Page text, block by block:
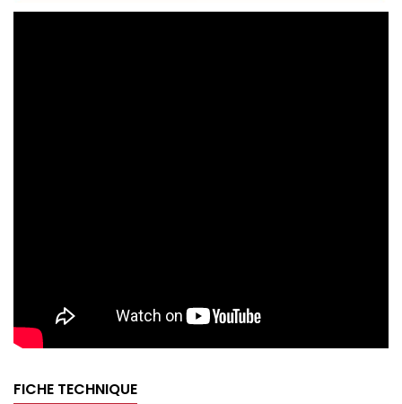
FICHE TECHNIQUE